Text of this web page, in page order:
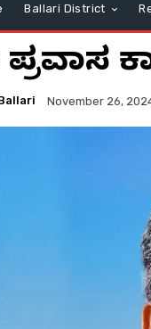
Ballari District
ಪ್ರವಾಸ
November 26,